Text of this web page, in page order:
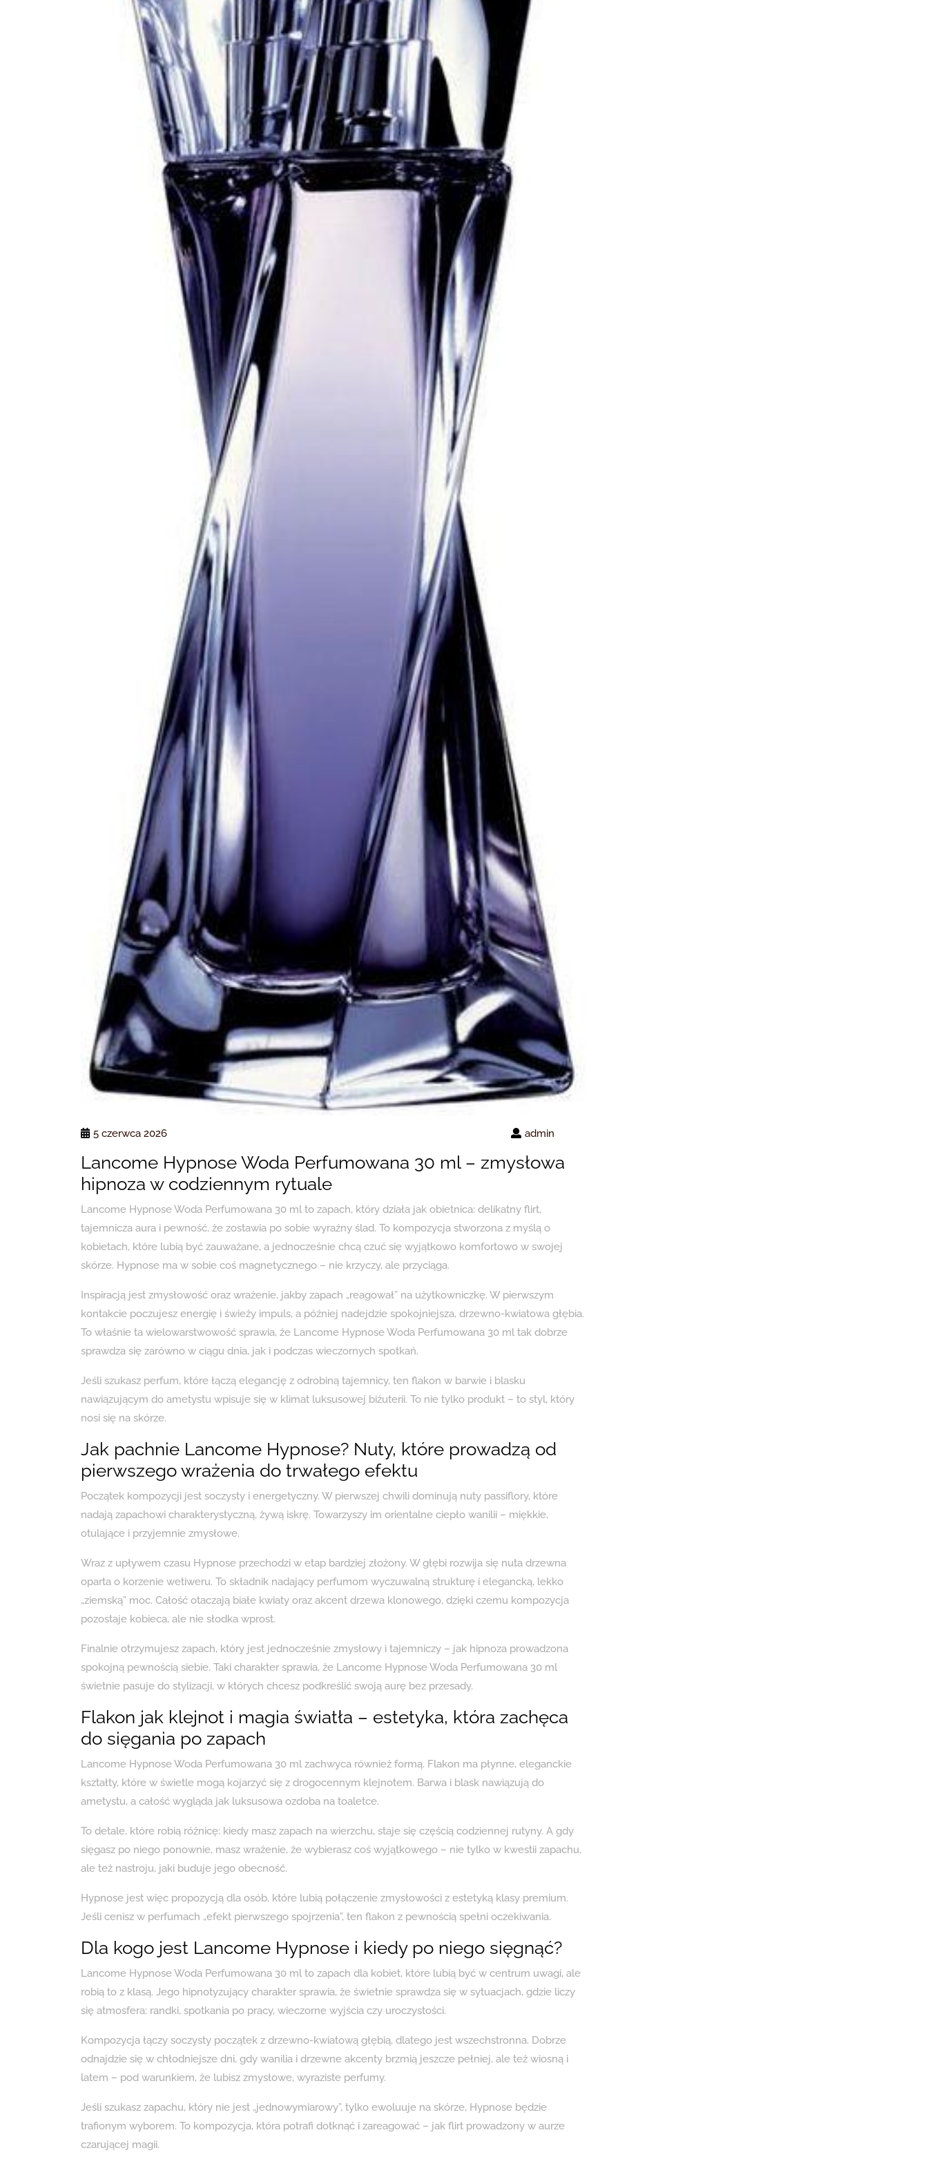
5 czerwca 2026 admin
Lancome Hypnose Woda Perfumowana 30 ml – zmysłowa
hipnoza w codziennym rytuale
Lancome Hypnose Woda Perfumowana 30 ml to zapach, który działa jak obietnica: delikatny flirt,
tajemnicza aura i pewność, że zostawia po sobie wyraźny ślad. To kompozycja stworzona z myślą o
kobietach, które lubią być zauważane, a jednocześnie chcą czuć się wyjątkowo komfortowo w swojej
skórze. Hypnose ma w sobie coś magnetycznego – nie krzyczy, ale przyciąga.
Inspiracją jest zmysłowość oraz wrażenie, jakby zapach „reagował” na użytkowniczkę. W pierwszym
kontakcie poczujesz energię i świeży impuls, a później nadejdzie spokojniejsza, drzewno-kwiatowa głębia.
To właśnie ta wielowarstwowość sprawia, że Lancome Hypnose Woda Perfumowana 30 ml tak dobrze
sprawdza się zarówno w ciągu dnia, jak i podczas wieczornych spotkań.
Jeśli szukasz perfum, które łączą elegancję z odrobiną tajemnicy, ten flakon w barwie i blasku
nawiązującym do ametystu wpisuje się w klimat luksusowej biżuterii. To nie tylko produkt – to styl, który
nosi się na skórze.
Jak pachnie Lancome Hypnose? Nuty, które prowadzą od
pierwszego wrażenia do trwałego efektu
Początek kompozycji jest soczysty i energetyczny. W pierwszej chwili dominują nuty passiflory, które
nadają zapachowi charakterystyczną, żywą iskrę. Towarzyszy im orientalne ciepło wanilii – miękkie,
otulające i przyjemnie zmysłowe.
Wraz z upływem czasu Hypnose przechodzi w etap bardziej złożony. W głębi rozwija się nuta drzewna
oparta o korzenie wetiweru. To składnik nadający perfumom wyczuwalną strukturę i elegancką, lekko
„ziemską” moc. Całość otaczają białe kwiaty oraz akcent drzewa klonowego, dzięki czemu kompozycja
pozostaje kobieca, ale nie słodka wprost.
Finalnie otrzymujesz zapach, który jest jednocześnie zmysłowy i tajemniczy – jak hipnoza prowadzona
spokojną pewnością siebie. Taki charakter sprawia, że Lancome Hypnose Woda Perfumowana 30 ml
świetnie pasuje do stylizacji, w których chcesz podkreślić swoją aurę bez przesady.
Flakon jak klejnot i magia światła – estetyka, która zachęca
do sięgania po zapach
Lancome Hypnose Woda Perfumowana 30 ml zachwyca również formą. Flakon ma płynne, eleganckie
kształty, które w świetle mogą kojarzyć się z drogocennym klejnotem. Barwa i blask nawiązują do
ametystu, a całość wygląda jak luksusowa ozdoba na toaletce.
To detale, które robią różnicę: kiedy masz zapach na wierzchu, staje się częścią codziennej rutyny. A gdy
sięgasz po niego ponownie, masz wrażenie, że wybierasz coś wyjątkowego – nie tylko w kwestii zapachu,
ale też nastroju, jaki buduje jego obecność.
Hypnose jest więc propozycją dla osób, które lubią połączenie zmysłowości z estetyką klasy premium.
Jeśli cenisz w perfumach „efekt pierwszego spojrzenia”, ten flakon z pewnością spełni oczekiwania.
Dla kogo jest Lancome Hypnose i kiedy po niego sięgnąć?
Lancome Hypnose Woda Perfumowana 30 ml to zapach dla kobiet, które lubią być w centrum uwagi, ale
robią to z klasą. Jego hipnotyzujący charakter sprawia, że świetnie sprawdza się w sytuacjach, gdzie liczy
się atmosfera: randki, spotkania po pracy, wieczorne wyjścia czy uroczystości.
Kompozycja łączy soczysty początek z drzewno-kwiatową głębią, dlatego jest wszechstronna. Dobrze
odnajdzie się w chłodniejsze dni, gdy wanilia i drzewne akcenty brzmią jeszcze pełniej, ale też wiosną i
latem – pod warunkiem, że lubisz zmysłowe, wyraziste perfumy.
Jeśli szukasz zapachu, który nie jest „jednowymiarowy”, tylko ewoluuje na skórze, Hypnose będzie
trafionym wyborem. To kompozycja, która potrafi dotknąć i zareagować – jak flirt prowadzony w aurze
czarującej magii.